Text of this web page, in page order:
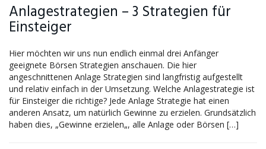
Anlagestrategien – 3 Strategien für
Einsteiger
Hier möchten wir uns nun endlich einmal drei Anfänger
geeignete Börsen Strategien anschauen. Die hier
angeschnittenen Anlage Strategien sind langfristig aufgestellt
und relativ einfach in der Umsetzung. Welche Anlagestrategie ist
für Einsteiger die richtige? Jede Anlage Strategie hat einen
anderen Ansatz, um natürlich Gewinne zu erzielen. Grundsätzlich
haben dies, „Gewinne erzielen„, alle Anlage oder Börsen […]